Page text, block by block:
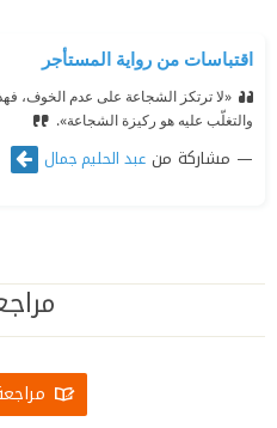
اقتباسات من رواية المستأجر
«لا ترتكز الشجاعة على عدم الخوف،
والتغلّب عليه هو ركيزة الشجاعة».
مشاركة من عبد الحليم جمال